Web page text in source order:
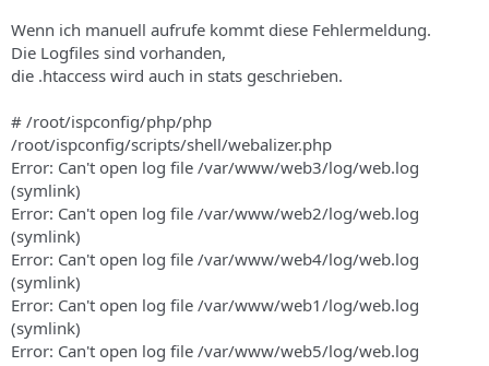
e
m
s
u
m
Wenn ich manuell aufrufe kommt diese Fehlermeldung.
Die Logfiles sind vorhanden,
die .htaccess wird auch in stats geschrieben.
# /root/ispconfig/php/php
/root/ispconfig/scripts/shell/webalizer.php
Error: Can't open log file /var/www/web3/log/web.log
(symlink)
Error: Can't open log file /var/www/web2/log/web.log
(symlink)
Error: Can't open log file /var/www/web4/log/web.log
(symlink)
Error: Can't open log file /var/www/web1/log/web.log
(symlink)
Error: Can't open log file /var/www/web5/log/web.log